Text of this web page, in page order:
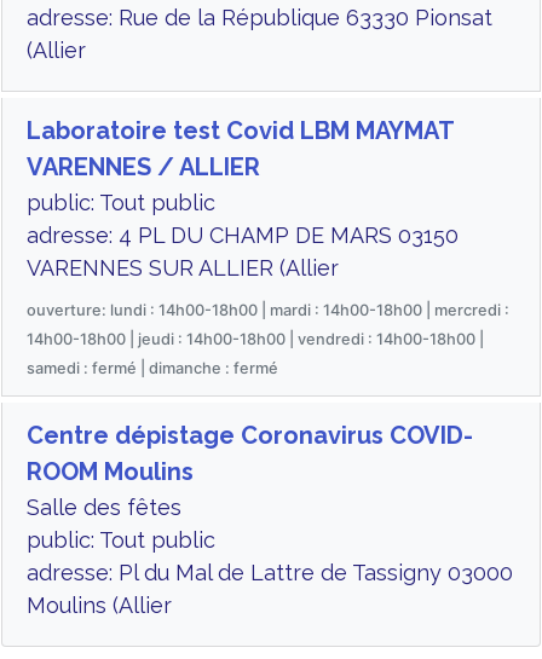
adresse: Rue de la République 63330 Pionsat
(Allier
Laboratoire test Covid LBM MAYMAT
VARENNES / ALLIER
public: Tout public
adresse: 4 PL DU CHAMP DE MARS 03150
VARENNES SUR ALLIER (Allier
ouverture: lundi : 14h00-18h00 | mardi : 14h00-18h00 | mercredi :
14h00-18h00 | jeudi : 14h00-18h00 | vendredi : 14h00-18h00 |
samedi : fermé | dimanche : fermé
Centre dépistage Coronavirus COVID-
ROOM Moulins
Salle des fêtes
public: Tout public
adresse: Pl du Mal de Lattre de Tassigny 03000
Moulins (Allier